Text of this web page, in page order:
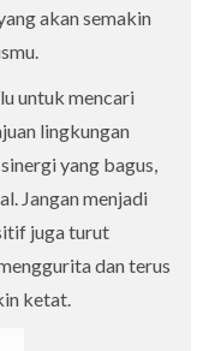
akan semakin
untuk mencari
lingkungan
yang bagus,
Jangan menjadi
juga turut
dan terus
ketat.